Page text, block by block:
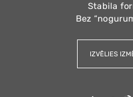
Stabila
Bez
IZVĒLIES
virtuvei un